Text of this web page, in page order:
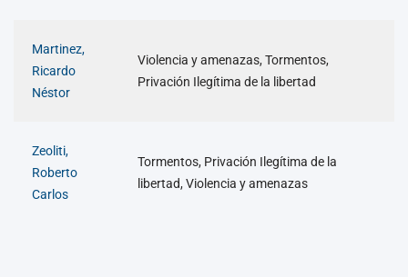
Martinez,
Ricardo
Néstor
Violencia y amenazas, Tormentos,
Privación Ilegítima de la libertad
Zeoliti,
Roberto
Carlos
Tormentos, Privación Ilegítima de la
libertad, Violencia y amenazas